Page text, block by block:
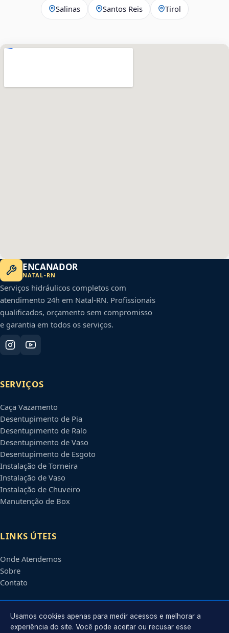
Salinas Santos Reis Tirol
ENCANADOR
NATAL-RN
Serviços hidráulicos completos com
atendimento 24h em Natal-RN. Profissionais
qualificados, orçamento sem compromisso
e garantia em todos os serviços.
SERVIÇOS
Caça Vazamento
Desentupimento de Pia
Desentupimento de Ralo
Desentupimento de Vaso
Desentupimento de Esgoto
Instalação de Torneira
Instalação de Vaso
Instalação de Chuveiro
Manutenção de Box
LINKS ÚTEIS
Onde Atendemos
Sobre
Contato
CONTATO
Usamos cookies apenas para medir acessos e melhorar a
experiência do site. Você pode aceitar ou recusar esse